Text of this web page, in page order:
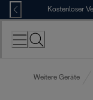
Skip
to
Content
Kostenloser
Weitere Geräte